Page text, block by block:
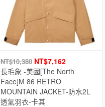
NT$10,380 NT$7,162
長毛象 -美國[The North
Face]M 86 RETRO
MOUNTAIN JACKET-防水2L
透氣羽衣-卡其